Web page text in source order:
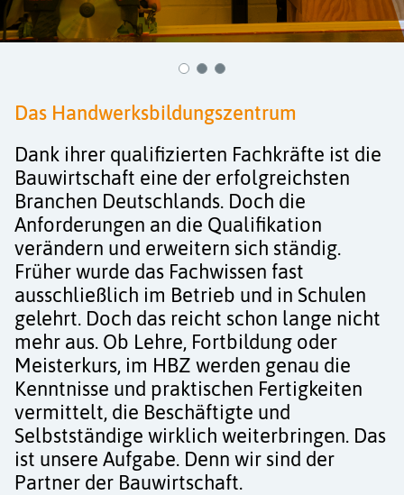
Service
Kurse
Projekte
Berufe
Kontakt
1 2 3
Das Handwerksbildungszentrum
Dank ihrer qualifizierten Fachkräfte ist die
Bauwirtschaft eine der erfolgreichsten
Branchen Deutschlands. Doch die
Anforderungen an die Qualifikation
verändern und erweitern sich ständig.
Früher wurde das Fachwissen fast
ausschließlich im Betrieb und in Schulen
gelehrt. Doch das reicht schon lange nicht
mehr aus. Ob Lehre, Fortbildung oder
Meisterkurs, im HBZ werden genau die
Kenntnisse und praktischen Fertigkeiten
vermittelt, die Beschäftigte und
Selbstständige wirklich weiterbringen. Das
ist unsere Aufgabe. Denn wir sind der
Partner der Bauwirtschaft.